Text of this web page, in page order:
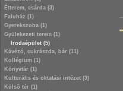
Étterem, csárda (3)
Faluház (1)
Gyerekszoba (1)
Gyülekezeti terem (1)
Irodaépület (5)
Kávézó, cukrászda, bár (11)
Kollégium (1)
Könyvtár (1)
Kulturális és oktatási intézet (3)
Külsõ tér (1)